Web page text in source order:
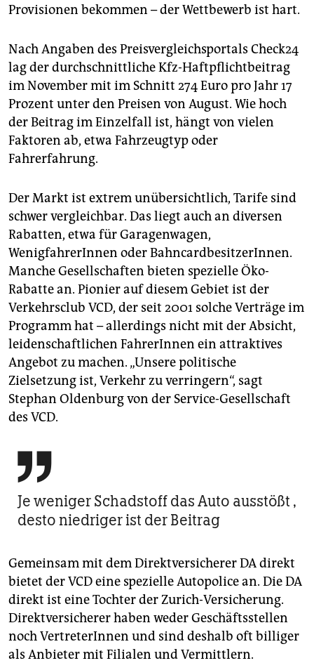
Provisionen bekommen – der Wettbewerb ist hart.
Nach Angaben des Preisvergleichsportals Check24
lag der durchschnittliche Kfz-Haftpflichtbeitrag
im November mit im Schnitt 274 Euro pro Jahr 17
Prozent unter den Preisen von August. Wie hoch
der Beitrag im Einzelfall ist, hängt von vielen
Faktoren ab, etwa Fahrzeugtyp oder
Fahrerfahrung.
Der Markt ist extrem unübersichtlich, Tarife sind
schwer vergleichbar. Das liegt auch an diversen
Rabatten, etwa für Garagenwagen,
WenigfahrerInnen oder BahncardbesitzerInnen.
Manche Gesellschaften bieten spezielle Öko-
Rabatte an. Pionier auf diesem Gebiet ist der
Verkehrsclub VCD, der seit 2001 solche Verträge im
Programm hat – allerdings nicht mit der Absicht,
leidenschaftlichen FahrerInnen ein attraktives
Angebot zu machen. „Unsere politische
Zielsetzung ist, Verkehr zu verringern“, sagt
Stephan Oldenburg von der Service-Gesellschaft
des VCD.

Je weniger Schadstoff das Auto ausstößt ,
desto niedriger ist der Beitrag
Gemeinsam mit dem Direktversicherer DA direkt
bietet der VCD eine spezielle Autopolice an. Die DA
direkt ist eine Tochter der Zurich-Versicherung.
Direktversicherer haben weder Geschäftsstellen
noch VertreterInnen und sind deshalb oft billiger
als Anbieter mit Filialen und Vermittlern.